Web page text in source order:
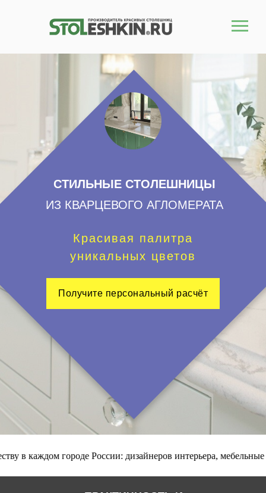
СТИЛЬНЫЕ СТОЛЕШНИЦЫ
ИЗ КВАРЦЕВОГО АГЛОМЕРАТА
Получите персональный расчёт
Красивая палитра
уникальных цветов
России: дизайнеров интерьера, мебельные салоны,
Кварцевый агломератна 95% состоит из
натурального кварца.
Он прочнее гранита,
высокой практичностью в быту.
Высококачественный материал, которыйне имеет